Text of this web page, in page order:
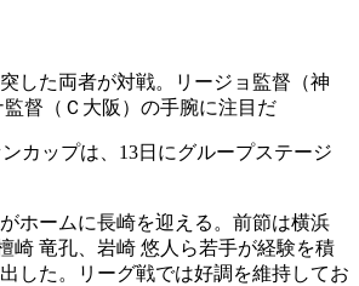
した両者が対戦。リージョ監督（神
督（Ｃ大阪）の手腕に注目だ
カップは、13日にグループステージ
ホームに長崎を迎える。前節は横浜
崎 竜孔、岩崎 悠人ら若手が経験を積
した。リーグ戦では好調を維持してお